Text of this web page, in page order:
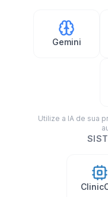
Gemini
Utilize a IA de sua